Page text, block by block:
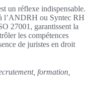
un réflexe indispensable.
l’ANDRH ou Syntec RH
27001, garantissent la
les compétences
de juristes en droit
formation,